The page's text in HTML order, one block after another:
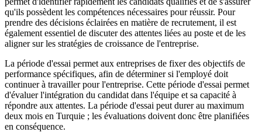
qu'ils possèdent les compétences nécessaires pour réussir. Pour
prendre des décisions éclairées en matière de recrutement, il est
également essentiel de discuter des attentes liées au poste et de les
aligner sur les stratégies de croissance de l'entreprise.
La période d'essai permet aux entreprises de fixer des objectifs de
performance spécifiques, afin de déterminer si l'employé doit
continuer à travailler pour l'entreprise. Cette période d'essai permet
d'évaluer l'intégration du candidat dans l'équipe et sa capacité à
répondre aux attentes. La période d'essai peut durer au maximum
deux mois en Turquie ; les évaluations doivent donc être planifiées
en conséquence.